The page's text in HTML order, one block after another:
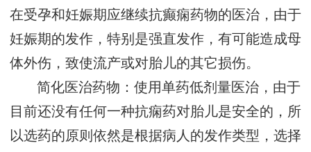
在受孕和妊娠期应继续抗癫痫药物的医治，由于
妊娠期的发作，特别是强直发作，有可能造成母
体外伤，致使流产或对胎儿的其它损伤。
简化医治药物：使用单药低剂量医治，由于
目前还没有任何一种抗痫药对胎儿是安全的，所
以选药的原则依然是根据病人的发作类型，选择